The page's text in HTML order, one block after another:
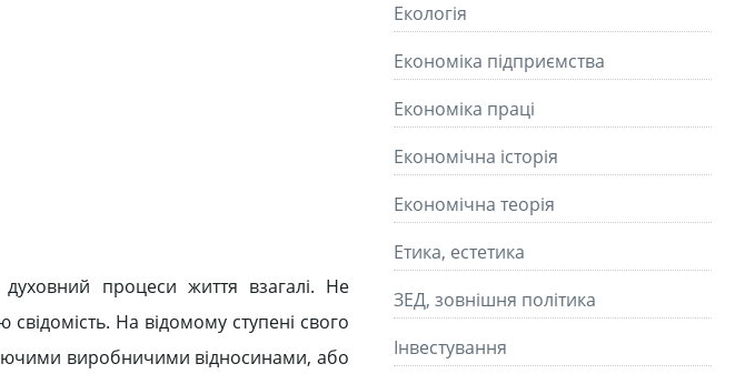
процеси життя взагалі. Не
свідомість. На відомому ступені свого
виробничими відносинами, або
Екологія
Економіка підприємства
Економіка праці
Економічна історія
Економічна теорія
Етика, естетика
ЗЕД, зовнішня політика
Інвестування